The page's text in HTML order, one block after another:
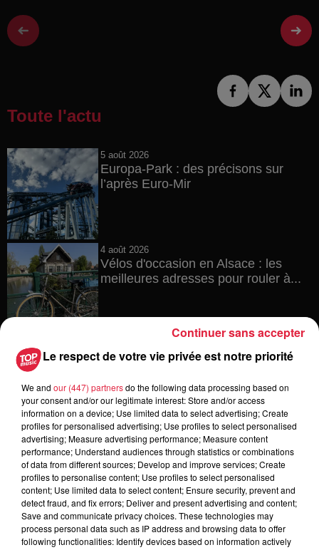
Toute l'actu
5 août 2026
Europa-Park : des précisons sur
l’après Euro-Mir
4 août 2026
Vélos d'occasion en Alsace : les
meilleures adresses pour rouler à...
Bischheim : disparition d’une
4 août 2026
Muttersholtz : après SensoRied,
voilà BotaRied
3 août 2026
Le respect de votre vie privée est notre priorité
We and our (447) partnersdo the following data processing based on
your consent and/or our legitimate interest: Store and/or access
information on a device; Use limited data to select advertising; Create
profiles for personalised advertising; Use profiles to select personalised
advertising; Measure advertising performance; Measure content
performance; Understand audiences through statistics or combinations
of data from different sources; Develop and improve services; Create
profiles to personalise content; Use profiles to select personalised
content; Use limited data to select content; Ensure security, prevent and
detect fraud, and fix errors; Deliver and present advertising and content;
Save and communicate privacy choices. These technologies may
process personal data such as IP address and browsing data to offer
following functionalities: Identify devices based on information actively
Continuer sans accepter